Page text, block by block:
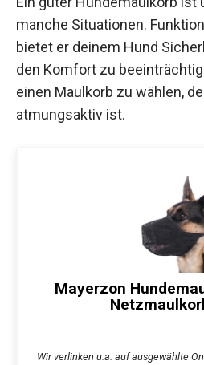
manche Situationen.
bietet er deinem Hund
den Komfort zu
einen Maulkorb zu wählen,
atmungsaktiv ist.
Mayerzon
Wir verlinken u.a. auf ausgewählte